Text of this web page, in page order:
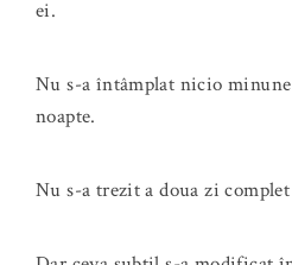
ei.
Nu s-a întâmplat nicio minune
noapte.
Nu s-a trezit a doua zi